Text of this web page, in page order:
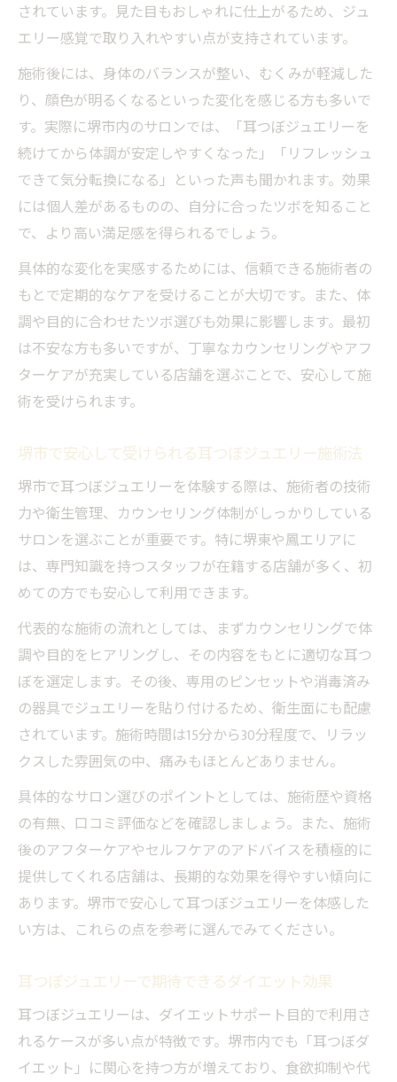
されています。見た目もおしゃれに仕上がるため、ジュ
エリー感覚で取り入れやすい点が支持されています。
施術後には、身体のバランスが整い、むくみが軽減した
り、顔色が明るくなるといった変化を感じる方も多いで
す。実際に堺市内のサロンでは、「耳つぼジュエリーを
続けてから体調が安定しやすくなった」「リフレッシュ
できて気分転換になる」といった声も聞かれます。効果
には個人差があるものの、自分に合ったツボを知ること
で、より高い満足感を得られるでしょう。
具体的な変化を実感するためには、信頼できる施術者の
もとで定期的なケアを受けることが大切です。また、体
調や目的に合わせたツボ選びも効果に影響します。最初
は不安な方も多いですが、丁寧なカウンセリングやアフ
ターケアが充実している店舗を選ぶことで、安心して施
術を受けられます。
堺市で安心して受けられる耳つぼジュエリー施術法
堺市で耳つぼジュエリーを体験する際は、施術者の技術
力や衛生管理、カウンセリング体制がしっかりしている
サロンを選ぶことが重要です。特に堺東や鳳エリアに
は、専門知識を持つスタッフが在籍する店舗が多く、初
めての方でも安心して利用できます。
代表的な施術の流れとしては、まずカウンセリングで体
調や目的をヒアリングし、その内容をもとに適切な耳つ
ぼを選定します。その後、専用のピンセットや消毒済み
の器具でジュエリーを貼り付けるため、衛生面にも配慮
されています。施術時間は15分から30分程度で、リラッ
クスした雰囲気の中、痛みもほとんどありません。
具体的なサロン選びのポイントとしては、施術歴や資格
の有無、口コミ評価などを確認しましょう。また、施術
後のアフターケアやセルフケアのアドバイスを積極的に
提供してくれる店舗は、長期的な効果を得やすい傾向に
あります。堺市で安心して耳つぼジュエリーを体感した
い方は、これらの点を参考に選んでみてください。
耳つぼジュエリーで期待できるダイエット効果
耳つぼジュエリーは、ダイエットサポート目的で利用さ
れるケースが多い点が特徴です。堺市内でも「耳つぼダ
イエット」に関心を持つ方が増えており、食欲抑制や代